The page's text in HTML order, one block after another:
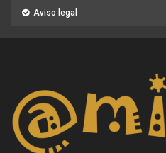
Aviso legal